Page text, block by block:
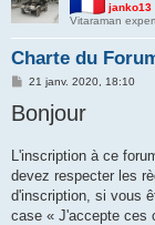
janko13
Vitaraman
Charte du
M
s
s
e
21 janv. 2020, 18:10
Bonjour
L'inscription à ce
devez respecter les
d'inscription, si vous
case « J'accepte ces